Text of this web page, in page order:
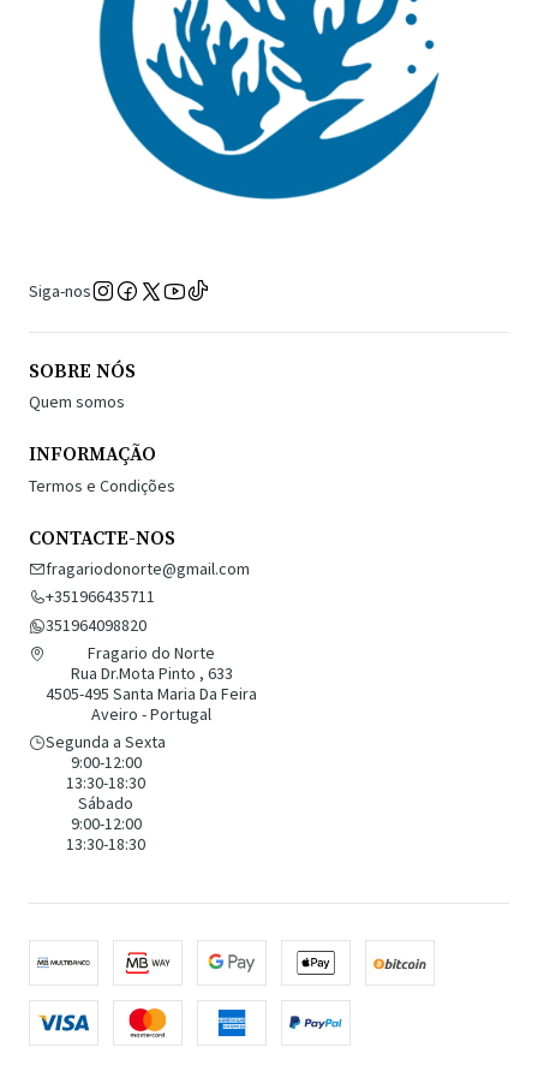
Siga-nos
SOBRE NÓS
Quem somos
INFORMAÇÃO
Termos e Condições
CONTACTE-NOS
fragariodonorte@gmail.com
+351966435711
351964098820
Fragario do Norte
Rua Dr.Mota Pinto , 633
4505-495 Santa Maria Da Feira
Aveiro - Portugal
Segunda a Sexta
9:00-12:00
13:30-18:30
Sábado
9:00-12:00
13:30-18:30